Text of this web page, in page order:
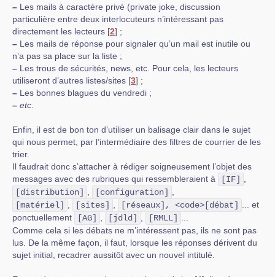
– Les mails à caractère privé (private joke, discussion
particulière entre deux interlocuteurs n’intéressant pas
directement les lecteurs [2] ;
– Les mails de réponse pour signaler qu’un mail est inutile ou
n’a pas sa place sur la liste ;
– Les trous de sécurités, news, etc. Pour cela, les lecteurs
utiliseront d’autres listes/sites [3] ;
– Les bonnes blagues du vendredi ;
– etc
Enfin, il est de bon ton d’utiliser un balisage clair dans le sujet
qui nous permet, par l’intermédiaire des filtres de courrier de les
trier.
Il faudrait donc s’attacher à rédiger soigneusement l’objet des
messages avec des rubriques qui ressembleraient à
[IF]
[distribution]
[configuration]
[matériel]
[sites] [réseaux], <code>[débat]
... et
ponctuellement
[AG] [jdld] [RMLL]
Comme cela si les débats ne m’intéressent pas, ils ne sont pas
lus. De la même façon, il faut, lorsque les réponses dérivent du
sujet initial, recadrer aussitôt avec un nouvel intitulé.